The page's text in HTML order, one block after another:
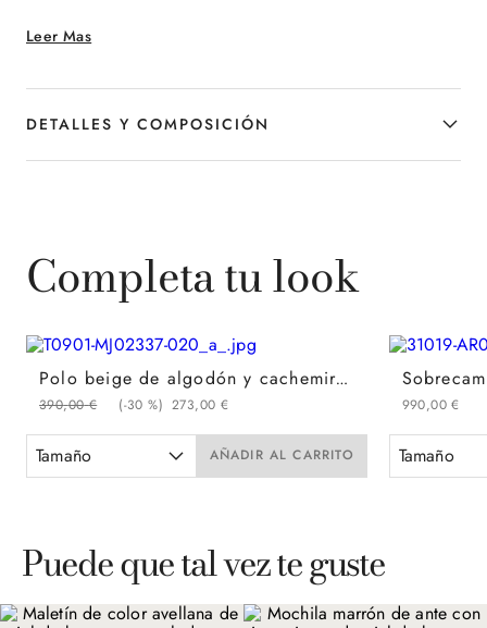
Leer Mas
sofisticado y funcionalidad, ideal para
acompañar al hombre contemporáneo
en sus actividades diarias.
DETALLES Y COMPOSICIÓN
Completa tu look
990,00 €
Tamaño
Polo beige de algodón y cachemir con ribetes en contraste
390,00 € (-30 %) 273,00 €
Tamaño AÑADIR AL CARRITO
Puede que tal vez te guste